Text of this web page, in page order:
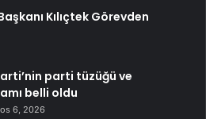
Kılıçtek Görevden
parti tüzüğü ve
belli oldu
6, 2026